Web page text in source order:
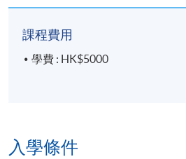
課程費用
學費 : HK$5000
入學條件